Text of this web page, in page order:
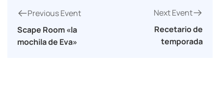
Previous Event
Scape Room «la
mochila de Eva»
Next Event
Recetario de
temporada